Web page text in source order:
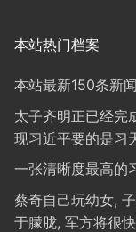
本站热门档案
本站最新150条新闻
太子齐明正已经完
现习近平要的是习
一张清晰度最高的
蔡奇自己玩幼女,
于朦胧, 军方将很